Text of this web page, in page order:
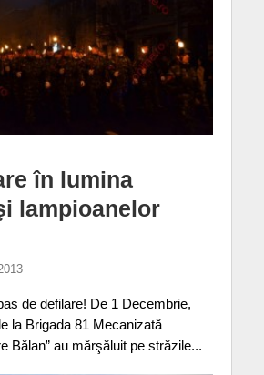
în lumina
lampioanelor
de defilare! De 1 Decembrie,
la Brigada 81 Mecanizată
Bălan” au mărşăluit pe străzile...